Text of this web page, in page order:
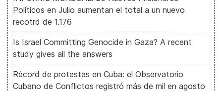
Políticos en Julio aumentan el total a un nuevo
recotrd de 1.176
Is Israel Committing Genocide in Gaza? A recent
study gives all the answers
Récord de protestas en Cuba: el Observatorio
Cubano de Conflictos registró más de mil en agosto